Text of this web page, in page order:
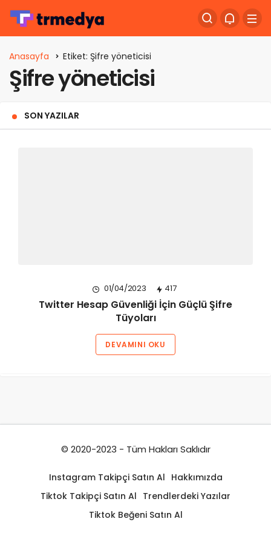
Anasayfa Etiket: Şifre yöneticisi
Şifre yöneticisi
SON YAZILAR
01/04/2023 417
Twitter Hesap Güvenliği İçin Güçlü Şifre
Tüyoları
DEVAMINI OKU
© 2020-2023 - Tüm Hakları Saklıdır
Instagram Takipçi Satın Al Hakkımızda
Tiktok Takipçi Satın Al Trendlerdeki Yazılar
Tiktok Beğeni Satın Al